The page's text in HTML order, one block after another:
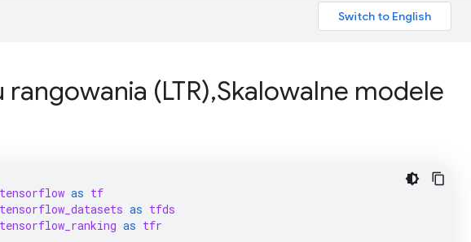
(LTR),Skalowalne modele
tensorflow as tf
tensorflow_datasets as tfds
tensorflow_ranking as tfr